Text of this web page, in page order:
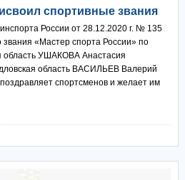
спортивные звания
России от 28.12.2020 г. № 135
звания «Мастер спорта России» по
область УШАКОВА Анастасия
область ВАСИЛЬЕВ Валерий
спортсменов и желает им